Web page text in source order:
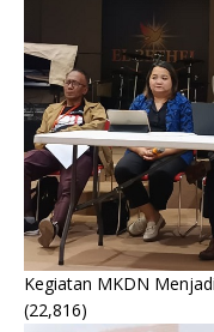
Kegiatan MKDN
(22,816)